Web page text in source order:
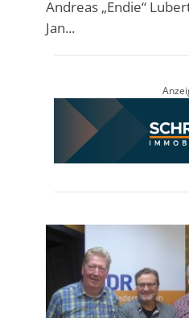
Andreas „Endie“
Jan...